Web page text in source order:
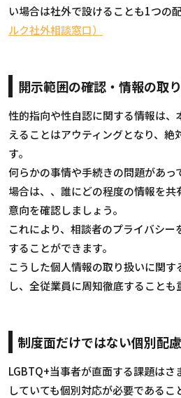
い場合は社外で設けることも1つの
ルク社外相談窓口）
開示範囲の確認・情報の取
性的指向や性自認に関する情報は
えることはアウティングとなり、絶
す。
何らかの事情や手続きの問題があっ
場合は、、誰にどの程度の情報を共
意向を確認しましょう。
これにより、相談者のプライバシ
することができます。
こうした個人情報の取り扱いに関
し、全従業員に周知徹底することも
制度面だけではない個別配慮
LGBTQ+当事者が直面する課題はさ
していても個別対応が必要であるこ